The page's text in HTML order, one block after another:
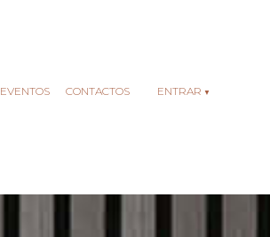
EVENTOS CONTACTOS ENTRAR